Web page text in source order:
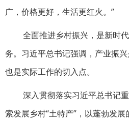
广，价格更好，生活更红火。”
全面推进乡村振兴，是新时
务。习近平总书记强调，产业振
也是实际工作的切入点。
深入贯彻落实习近平总书记
索发展乡村“土特产”，以蓬勃发展